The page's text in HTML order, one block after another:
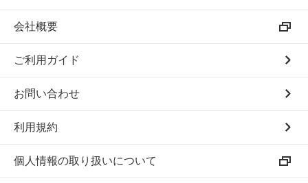
会社概要
ご利用ガイド
お問い合わせ
利用規約
個人情報の取り扱いについて